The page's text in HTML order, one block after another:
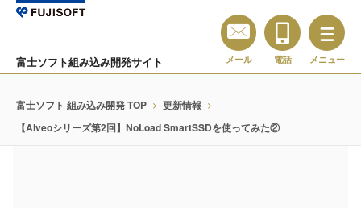
富士ソフト組み込み開発サイト メール 電話 メニュー
富士ソフト 組み込み開発 TOP
更新情報
【Alveoシリーズ第2回】NoLoad SmartSSDを使ってみた②